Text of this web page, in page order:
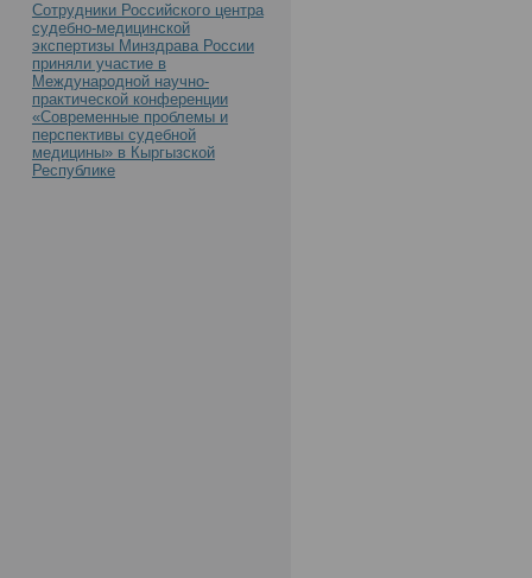
Сотрудники Российского центра
судебно-медицинской
экспертизы Минздрава России
приняли участие в
Международной научно-
практической конференции
«Современные проблемы и
перспективы судебной
медицины» в Кыргызской
Республике